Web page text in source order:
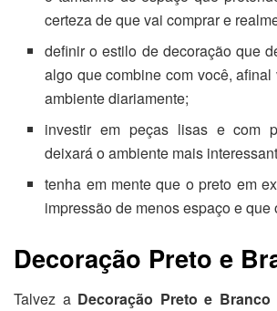
certeza de que vai comprar e
definir o estilo de decoração que
algo que combine com você,
ambiente diariamente;
investir em peças lisas e com
deixará o ambiente mais
tenha em mente que o preto em
impressão de menos espaço e
Decoração Preto e
Talvez a Decoração Preto e Branco